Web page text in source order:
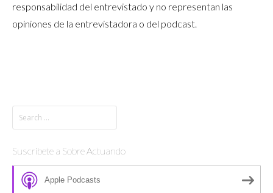
responsabilidad del entrevistado y no representan las
opiniones de la entrevistadora o del podcast.
Suscríbete a Sobre Actuando
Apple Podcasts